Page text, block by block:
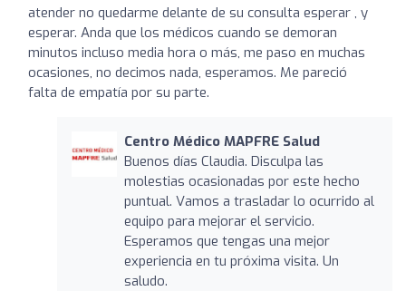
atender no quedarme delante de su consulta esperar , y
esperar. Anda que los médicos cuando se demoran
minutos incluso media hora o más, me paso en muchas
ocasiones, no decimos nada, esperamos. Me pareció
falta de empatía por su parte.
Centro Médico MAPFRE Salud
Buenos días Claudia. Disculpa las
molestias ocasionadas por este hecho
puntual. Vamos a trasladar lo ocurrido al
equipo para mejorar el servicio.
Esperamos que tengas una mejor
experiencia en tu próxima visita. Un
saludo.